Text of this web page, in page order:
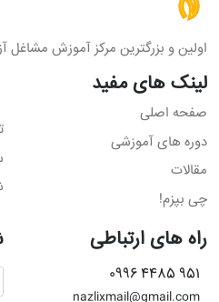
اولین و بزرگترین مرکز آموزش مشاغل
لینک های مفید
صفحه اصلی
دوره های آموزشی
مقالات
چی بپزم!
راه های ارتباطی
951 4485 0996
nazlixmail@gmail.com